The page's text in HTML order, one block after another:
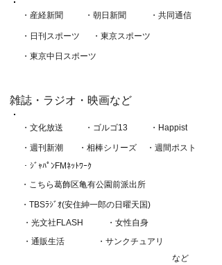
​・産経新聞 ​・朝日新聞 ・共同通信
・日刊スポーツ ​・東京スポーツ
​・東京中日スポーツ
​雑誌・ラジオ・映画など
​・文化放送
​・週刊新潮
​・ゴルゴ13
・相棒シリーズ
​・Happist
・週間ポスト
・ｼﾞｬﾊﾟﾝFMﾈｯﾄﾜｰｸ
​・こちら葛飾区亀有公園前派出所
​・TBSﾗｼﾞｵ(安住紳一郎の日曜天国)
​・光文社FLASH
​・通販生活
​・女性自身
​・サンクチュアリ
​など